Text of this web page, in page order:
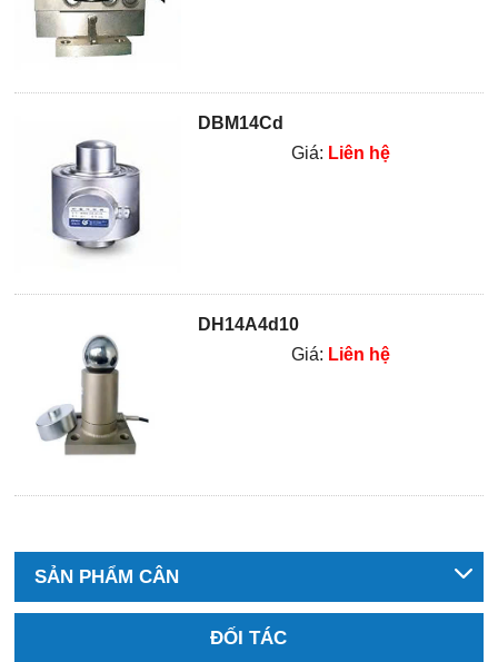
DBM14Cd
Giá: Liên hệ
DH14A4d10
Giá: Liên hệ
SẢN PHẨM CÂN
ĐỐI TÁC